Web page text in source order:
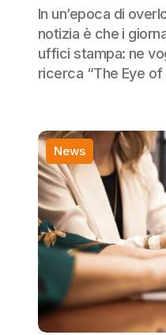
In un’epoca di
notizia è che i
uffici stampa: ne
ricerca “The Eye of
News